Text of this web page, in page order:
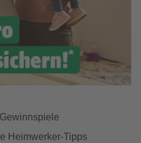
Heimwerker-Tipps